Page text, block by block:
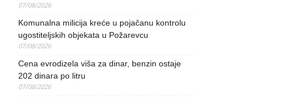
07/08/2026
Komunalna milicija kreće u pojačanu kontrolu
ugostiteljskih objekata u Požarevcu
07/08/2026
Cena evrodizela viša za dinar, benzin ostaje
202 dinara po litru
07/08/2026